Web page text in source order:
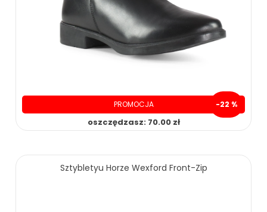
PROMOCJA -22 %
oszczędzasz: 70.00 zł
Sztybletyu Horze Wexford Front-Zip